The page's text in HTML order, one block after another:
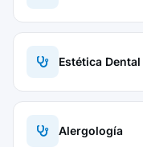
Estética Dental
Alergología